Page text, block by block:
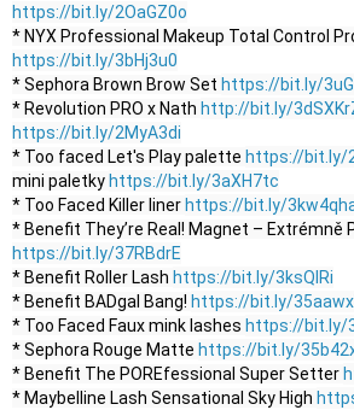
https://bit.ly/2OaGZ0o
* NYX Professional Makeup Total Control
https://bit.ly/3bHj3u0
* Sephora Brown Brow Set https://bit.ly/
* Revolution PRO x Nath http://bit.ly/
https://bit.ly/2MyA3di
* Too faced Let's Play palette https://bit.ly/
mini paletky https://bit.ly/3aXH7tc
* Too Faced Killer liner https://bit.ly/
* Benefit They’re Real! Magnet – Extrémně
https://bit.ly/37RBdrE
* Benefit Roller Lash https://bit.ly/3ksQlRi
* Benefit BADgal Bang! https://bit.ly/
* Too Faced Faux mink lashes https://bit.ly/
* Sephora Rouge Matte https://bit.ly/
* Benefit The POREfessional Super Setter
* Maybelline Lash Sensational Sky High